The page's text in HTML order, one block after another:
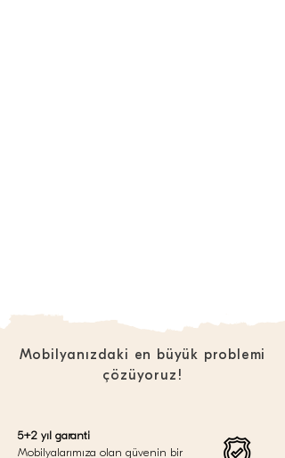
Mobilyanızdaki en büyük problemi
çözüyoruz!
5+2 yıl garanti
Mobilyalarımıza olan güvenin bir